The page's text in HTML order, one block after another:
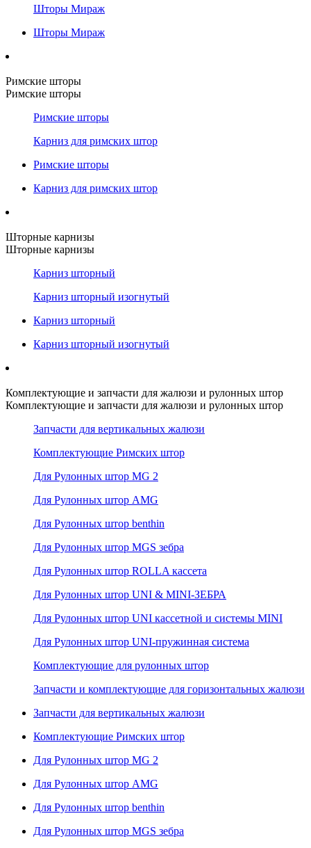
Шторы Мираж
Шторы Мираж
Римские шторы
Римские шторы
Римские шторы
Карниз для римских штор
Римские шторы
Карниз для римских штор
Шторные карнизы
Шторные карнизы
Карниз шторный
Карниз шторный изогнутый
Карниз шторный
Карниз шторный изогнутый
Комплектующие и запчасти для жалюзи и рулонных штор
Комплектующие и запчасти для жалюзи и рулонных штор
Запчасти для вертикальных жалюзи
Комплектующие Римских штор
Для Рулонных штор MG 2
Для Рулонных штор AMG
Для Рулонных штор benthin
Для Рулонных штор MGS зебра
Для Рулонных штор ROLLA кассета
Для Рулонных штор UNI & MINI-ЗЕБРА
Для Рулонных штор UNI кассетной и системы MINI
Для Рулонных штор UNI-пружинная система
Комплектующие для рулонных штор
Запчасти и комплектующие для горизонтальных жалюзи
Запчасти для вертикальных жалюзи
Комплектующие Римских штор
Для Рулонных штор MG 2
Для Рулонных штор AMG
Для Рулонных штор benthin
Для Рулонных штор MGS зебра